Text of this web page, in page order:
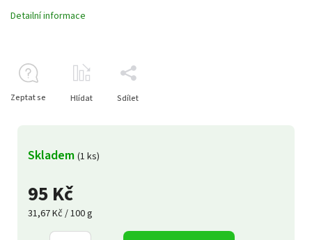
95 Kč
31,67 Kč / 100 g
Skladem (1 ks)
Detailní informace
Zeptat se Hlídat Sdílet